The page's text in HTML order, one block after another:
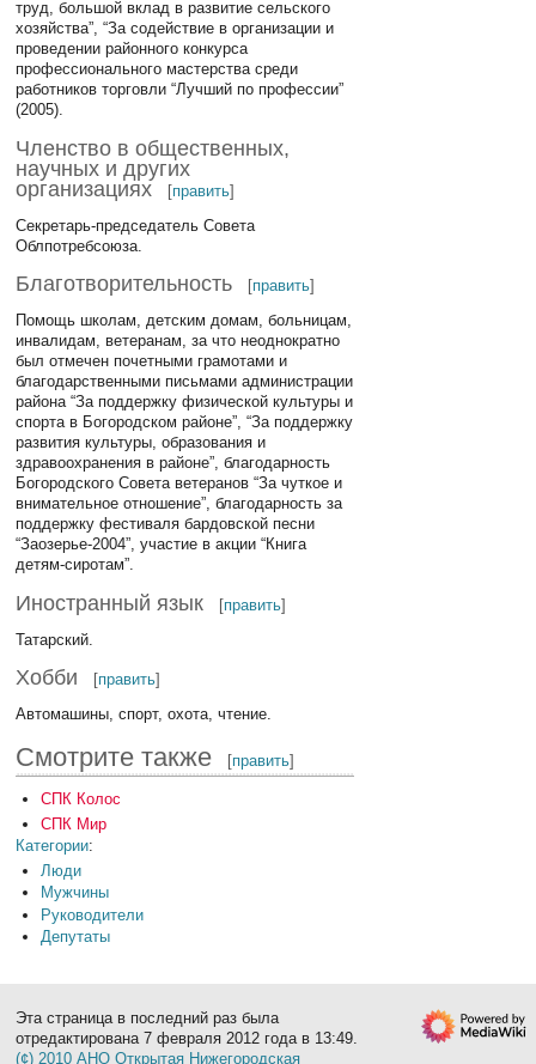
труд, большой вклад в развитие сельского
хозяйства”, “За содействие в организации и
проведении районного конкурса
профессионального мастерства среди
работников торговли “Лучший по профессии”
(2005).
Членство в общественных,
научных и других
организациях
[править]
Секретарь-председатель Совета
Облпотребсоюза.
Благотворительность [править]
Помощь школам, детским домам, больницам,
инвалидам, ветеранам, за что неоднократно
был отмечен почетными грамотами и
благодарственными письмами администрации
района “За поддержку физической культуры и
спорта в Богородском районе”, “За поддержку
развития культуры, образования и
здравоохранения в районе”, благодарность
Богородского Совета ветеранов “За чуткое и
внимательное отношение”, благодарность за
поддержку фестиваля бардовской песни
“Заозерье-2004”, участие в акции “Книга
детям-сиротам”.
Иностранный язык [править]
Татарский.
Хобби [править]
Автомашины, спорт, охота, чтение.
Смотрите также [править]
СПК Колос
СПК Мир
Категории:
Люди
Мужчины
Руководители
Депутаты
Эта страница в последний раз была
отредактирована 7 февраля 2012 года в 13:49.
(¢) 2010 АНО Открытая Нижегородская